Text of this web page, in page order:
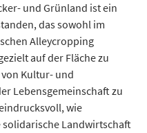
und Grünland ist ein
das sowohl im
Alleycropping
auf der Fläche zu
Kultur- und
Lebensgemeinschaft zu
wie
Landwirtschaft